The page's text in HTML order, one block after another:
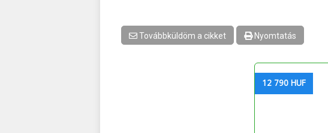
Továbbküldöm a cikket Nyomtatás
12 790 HUF